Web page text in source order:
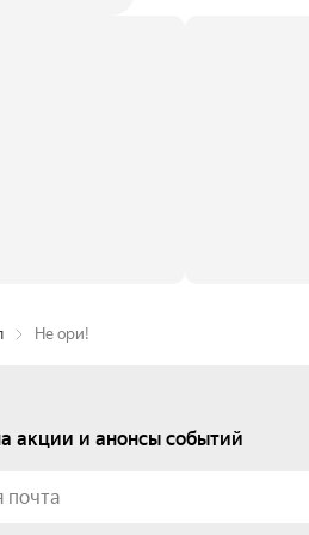
Не ори!
акции и анонсы событий